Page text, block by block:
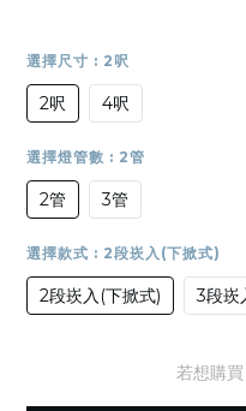
選擇尺寸 : 2呎
2呎 4呎
選擇燈管數 : 2管
2管 3管
選擇款式 : 2段崁入(下掀式)
2段崁入(下掀式) 3段崁
若想購買